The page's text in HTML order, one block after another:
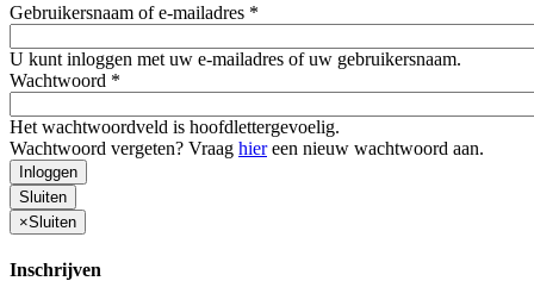
Gebruikersnaam of e-mailadres *
U kunt inloggen met uw e-mailadres of uw gebruikersnaam.
Wachtwoord *
Het wachtwoordveld is hoofdlettergevoelig.
Wachtwoord vergeten? Vraag hiereen nieuw wachtwoord aan.
Inloggen
Sluiten
×Sluiten
Inschrijven